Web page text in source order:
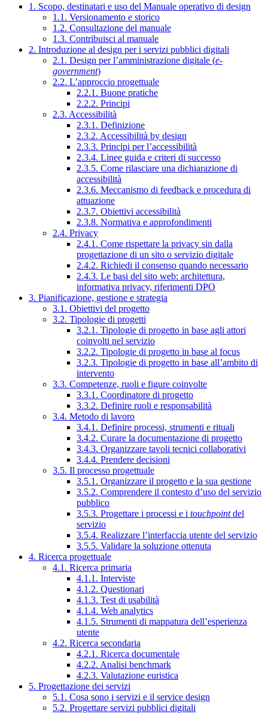
1. Scopo, destinatari e uso del Manuale operativo di design
1.1. Versionamento e storico
1.2. Consultazione del manuale
1.3. Contribuisci al manuale
2. Introduzione al design per i servizi pubblici digitali
2.1. Design per l’amministrazione digitale (e-
government)
2.2. L’approccio progettuale
2.2.1. Buone pratiche
2.2.2. Principi
2.3. Accessibilità
2.3.1. Definizione
2.3.2. Accessibilità by design
2.3.3. Principi per l’accessibilità
2.3.4. Linee guida e criteri di successo
2.3.5. Come rilasciare una dichiarazione di
accessibilità
2.3.6. Meccanismo di feedback e procedura di
attuazione
2.3.7. Obiettivi accessibilità
2.3.8. Normativa e approfondimenti
2.4. Privacy
2.4.1. Come rispettare la privacy sin dalla
progettazione di un sito o servizio digitale
2.4.2. Richiedi il consenso quando necessario
2.4.3. Le basi del sito web: architettura,
informativa privacy, riferimenti DPO
3. Pianificazione, gestione e strategia
3.1. Obiettivi del progetto
3.2. Tipologie di progetti
3.2.1. Tipologie di progetto in base agli attori
coinvolti nel servizio
3.2.2. Tipologie di progetto in base al focus
3.2.3. Tipologie di progetto in base all’ambito di
intervento
3.3. Competenze, ruoli e figure coinvolte
3.3.1. Coordinatore di progetto
3.3.2. Definire ruoli e responsabilità
3.4. Metodo di lavoro
3.4.1. Definire processi, strumenti e rituali
3.4.2. Curare la documentazione di progetto
3.4.3. Organizzare tavoli tecnici collaborativi
3.4.4. Prendere decisioni
3.5. Il processo progettuale
3.5.1. Organizzare il progetto e la sua gestione
3.5.2. Comprendere il contesto d’uso del servizio
pubblico
3.5.3. Progettare i processi e i touchpointdel
servizio
3.5.4. Realizzare l’interfaccia utente del servizio
3.5.5. Validare la soluzione ottenuta
4. Ricerca progettuale
4.1. Ricerca primaria
4.1.1. Interviste
4.1.2. Questionari
4.1.3. Test di usabilità
4.1.4. Web analytics
4.1.5. Strumenti di mappatura dell’esperienza
utente
4.2. Ricerca secondaria
4.2.1. Ricerca documentale
4.2.2. Analisi benchmark
4.2.3. Valutazione euristica
5. Progettazione dei servizi
5.1. Cosa sono i servizi e il service design
5.2. Progettare servizi pubblici digitali